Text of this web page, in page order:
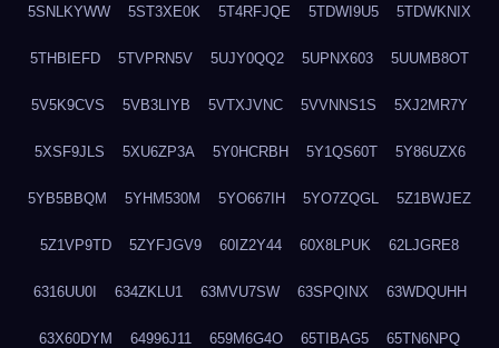
5SNLKYWW 5ST3XE0K 5T4RFJQE 5TDWI9U5 5TDWKNIX
5THBIEFD 5TVPRN5V 5UJY0QQ2 5UPNX603 5UUMB8OT
5V5K9CVS 5VB3LIYB 5VTXJVNC 5VVNNS1S 5XJ2MR7Y
5XSF9JLS 5XU6ZP3A 5Y0HCRBH 5Y1QS60T 5Y86UZX6
5YB5BBQM 5YHM530M 5YO667IH 5YO7ZQGL 5Z1BWJEZ
5Z1VP9TD 5ZYFJGV9 60IZ2Y44 60X8LPUK 62LJGRE8
6316UU0I 634ZKLU1 63MVU7SW 63SPQINX 63WDQUHH
63X60DYM 64996J11 659M6G4O 65TIBAG5 65TN6NPQ